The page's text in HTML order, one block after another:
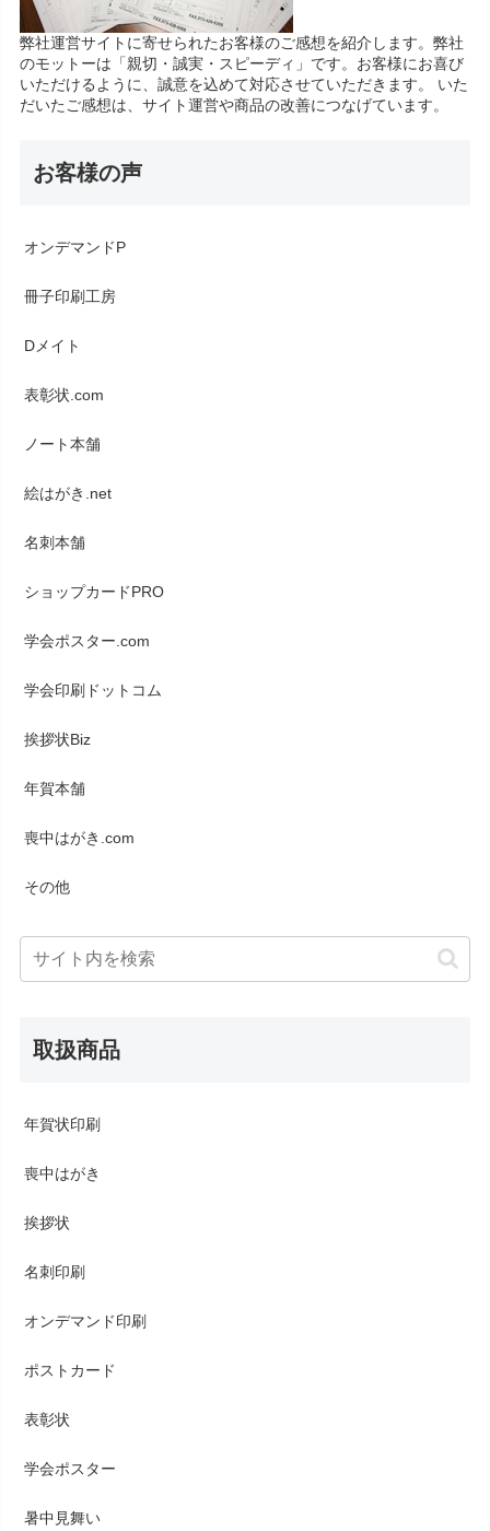
弊社運営サイトに寄せられたお客様のご感想を紹介します。弊社
のモットーは「親切・誠実・スピーディ」です。お客様にお喜び
いただけるように、誠意を込めて対応させていただきます。 いた
だいたご感想は、サイト運営や商品の改善につなげています。
お客様の声
オンデマンドP
冊子印刷工房
Dメイト
表彰状.com
ノート本舗
絵はがき.net
名刺本舗
ショップカードPRO
学会ポスター.com
学会印刷ドットコム
挨拶状Biz
年賀本舗
喪中はがき.com
その他
取扱商品
年賀状印刷
喪中はがき
挨拶状
名刺印刷
オンデマンド印刷
ポストカード
表彰状
学会ポスター
暑中見舞い